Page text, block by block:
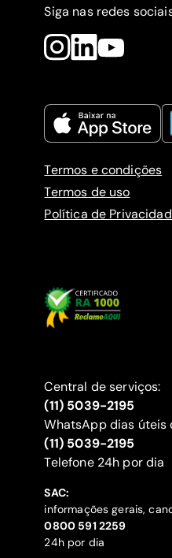
Siga nas redes
Termos e condições
Termos de uso
Política de
Central de serviços:
(11) 5039-2195
WhatsApp dias úteis
(11) 5039-2195
‍Telefone 24h por dia
SAC:
informações gerais,
‍0800 591 2259
24h por dia